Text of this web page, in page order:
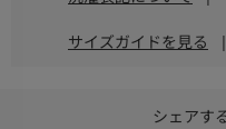
サイズガイドを見る |
シェアす